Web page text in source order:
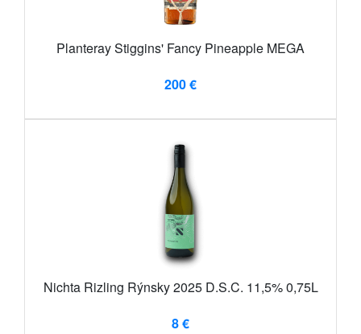
Planteray Stiggins' Fancy Pineapple MEGA
200 €
Nichta Rizling Rýnsky 2025 D.S.C. 11,5% 0,75L
8 €